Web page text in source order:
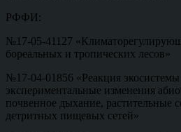
РФФИ:
№17-05-41127
бореальных и тропических лесов»
№17-04-01856 «Реакция
экспериментальные изменения
почвенное дыхание, растительные
детритных пищевых сетей»